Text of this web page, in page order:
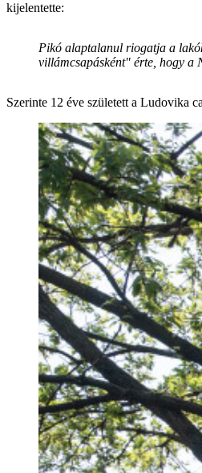
kijelentette:
Pikó alaptalanul riogatja a
villámcsapásként" érte, hogy a
Szerinte 12 éve született a Ludovika